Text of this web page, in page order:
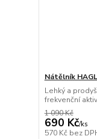
Nátělník
Lehký a
frekvenční
1 090 Kč
690 Kč/ks
570 Kč bez